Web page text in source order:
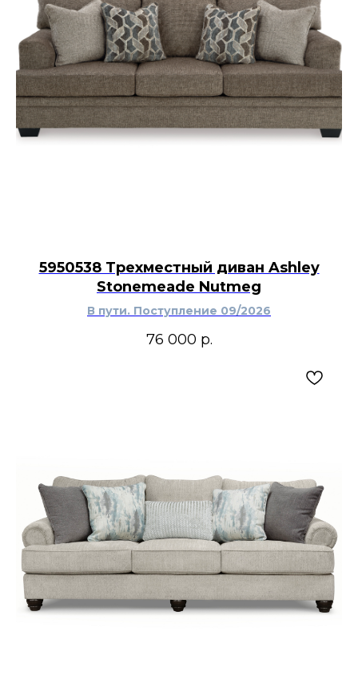
светлый букет. Оттенок слоновой кости
сочетается с натуральной древесиной,
прозрачным стеклом, светлой керамикой и
текстилем бежевой, серой или коричневой
гаммы. Цветочный декор можно использовать
в гостиной, спальне, столовой, прихожей или
кабинете.
5950538 Трехместный диван Ashley
Stonemeade Nutmeg
В пути. Поступление 09/2026
76 000 р.